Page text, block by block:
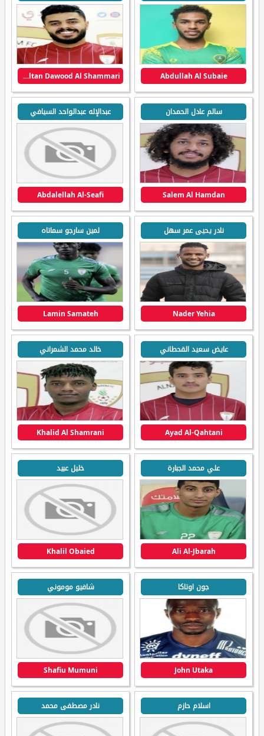
Abdullah Al Subaie
Sultan Dawood Al Shammari
سالم عادل الحمدان
Salem Al Hamdan
عبدالإله عبدالواحد السيافي
Abdalellah Al-Seafi
نادر يحيى عمر سهل
Nader Yehia
لمين سارجو سماتاه
Lamin Samateh
عايض سعيد القحطاني
Ayad Al-Qahtani
خالد محمد الشمراني
Khalid Al Shamrani
علي محمد الجبارة
Ali Al-Jbarah
خليل عبيد
Khalil Obaied
جون اوتاكا
John Utaka
شافيو موموني
Shafiu Mumuni
اسلام حازم نادر مصطفى محمد